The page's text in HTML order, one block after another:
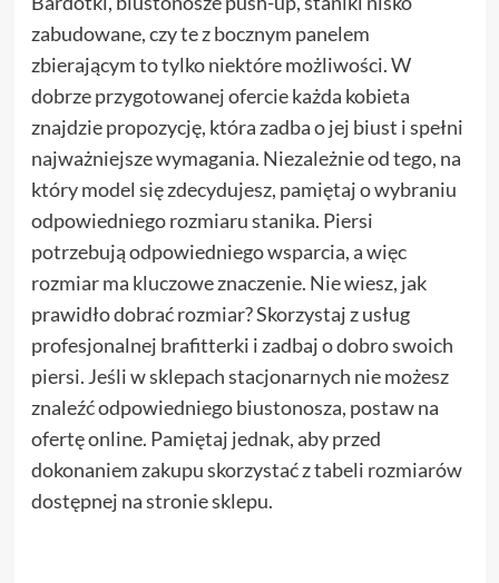
zabudowane, czy te z bocznym panelem
zbierającym to tylko niektóre możliwości. W
dobrze przygotowanej ofercie każda kobieta
znajdzie propozycję, która zadba o jej biust i spełni
najważniejsze wymagania. Niezależnie od tego, na
który model się zdecydujesz, pamiętaj o wybraniu
odpowiedniego rozmiaru stanika. Piersi
potrzebują odpowiedniego wsparcia, a więc
rozmiar ma kluczowe znaczenie. Nie wiesz, jak
prawidło dobrać rozmiar? Skorzystaj z usług
profesjonalnej brafitterki i zadbaj o dobro swoich
piersi. Jeśli w sklepach stacjonarnych nie możesz
znaleźć odpowiedniego biustonosza, postaw na
ofertę online. Pamiętaj jednak, aby przed
dokonaniem zakupu skorzystać z tabeli rozmiarów
dostępnej na stronie sklepu.